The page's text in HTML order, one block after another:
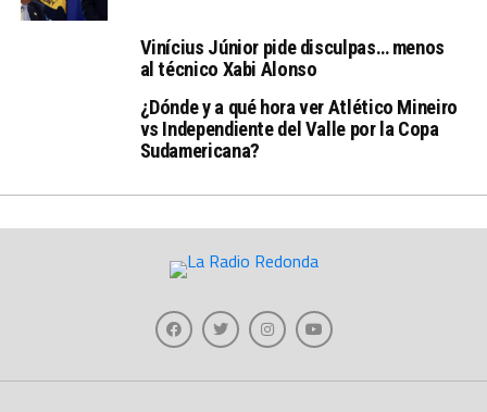
Vinícius Júnior pide disculpas… menos
al técnico Xabi Alonso
¿Dónde y a qué hora ver Atlético Mineiro
vs Independiente del Valle por la Copa
Sudamericana?